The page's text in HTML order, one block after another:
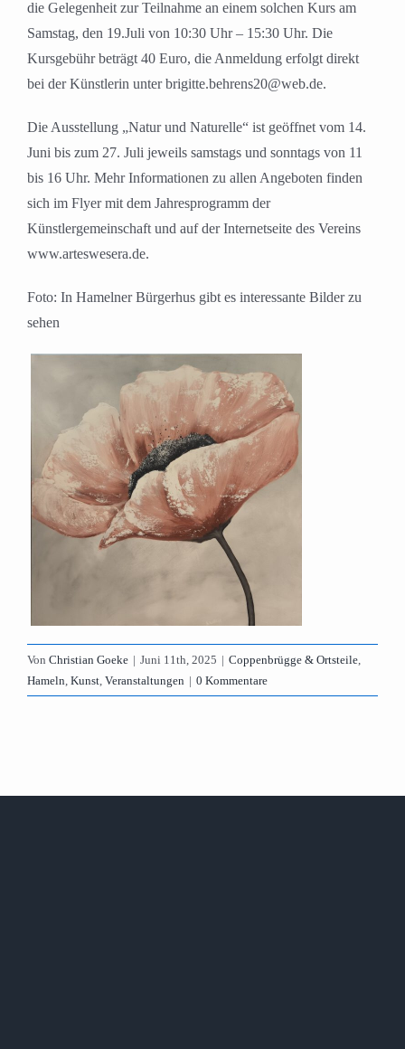
die Gelegenheit zur Teilnahme an einem solchen Kurs am
Samstag, den 19.Juli von 10:30 Uhr – 15:30 Uhr. Die
Kursgebühr beträgt 40 Euro, die Anmeldung erfolgt direkt
bei der Künstlerin unter brigitte.behrens20@web.de.
Die Ausstellung „Natur und Naturelle“ ist geöffnet vom 14.
Juni bis zum 27. Juli jeweils samstags und sonntags von 11
bis 16 Uhr. Mehr Informationen zu allen Angeboten finden
sich im Flyer mit dem Jahresprogramm der
Künstlergemeinschaft und auf der Internetseite des Vereins
www.arteswesera.de.
Foto: In Hamelner Bürgerhus gibt es interessante Bilder zu
sehen
Von Christian Goeke | Juni 11th, 2025 | Coppenbrügge & Ortsteile,
Hameln, Kunst, Veranstaltungen | 0 Kommentare